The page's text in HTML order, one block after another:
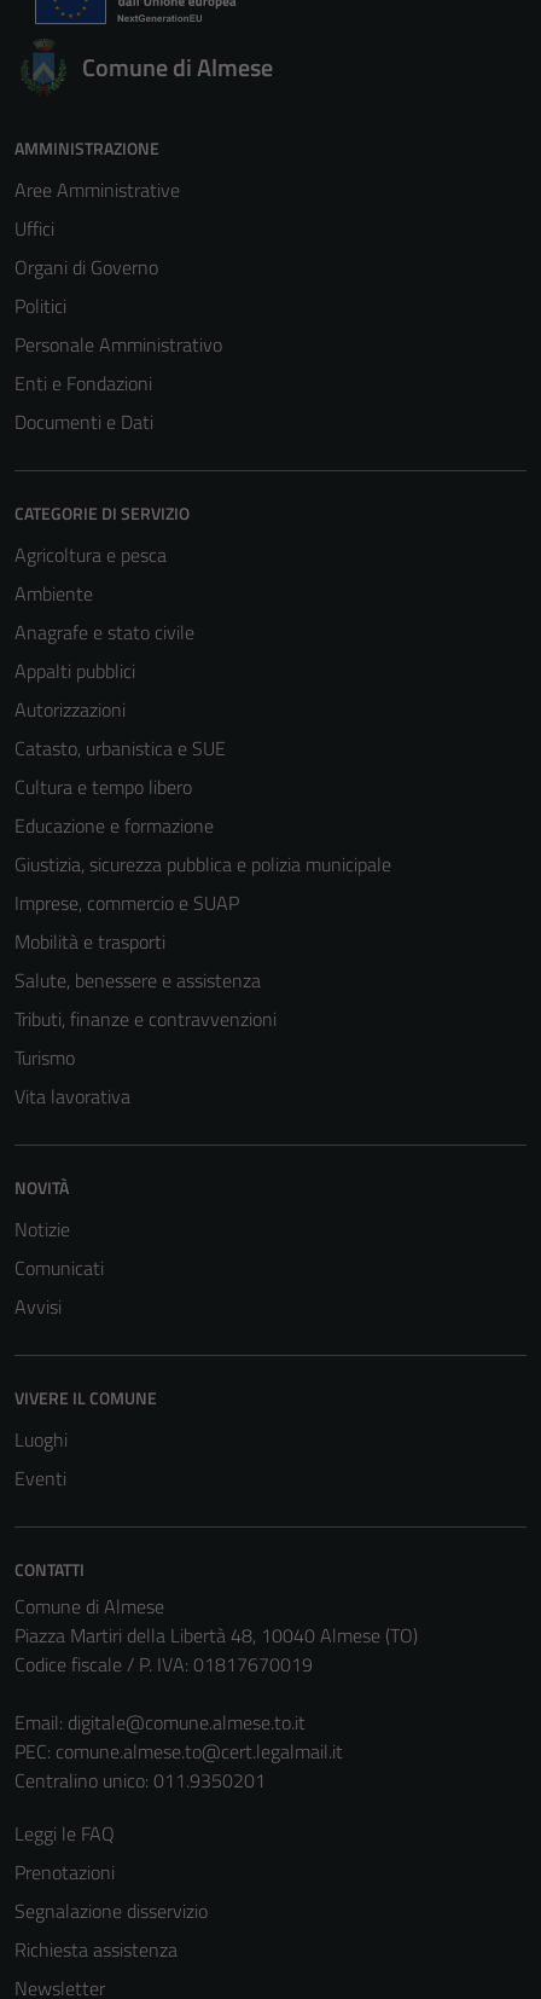
Comune di Almese
AMMINISTRAZIONE
Aree Amministrative
Uffici
Organi di Governo
Politici
Personale Amministrativo
Enti e Fondazioni
Documenti e Dati
CATEGORIE DI SERVIZIO
Agricoltura e pesca
Ambiente
Anagrafe e stato civile
Appalti pubblici
Autorizzazioni
Catasto, urbanistica e SUE
Cultura e tempo libero
Educazione e formazione
Giustizia, sicurezza pubblica e polizia municipale
Imprese, commercio e SUAP
Mobilità e trasporti
Salute, benessere e assistenza
Tributi, finanze e contravvenzioni
Turismo
Vita lavorativa
NOVITÀ
Notizie
Comunicati
Avvisi
VIVERE IL COMUNE
Luoghi
Eventi
CONTATTI
Comune di Almese
Piazza Martiri della Libertà 48, 10040 Almese (TO)
Codice fiscale / P. IVA: 01817670019
Email: digitale@comune.almese.to.it
PEC: comune.almese.to@cert.legalmail.it
Centralino unico: 011.9350201
Leggi le FAQ
Prenotazioni
Segnalazione disservizio
Richiesta assistenza
Newsletter
essere
disabilitati.